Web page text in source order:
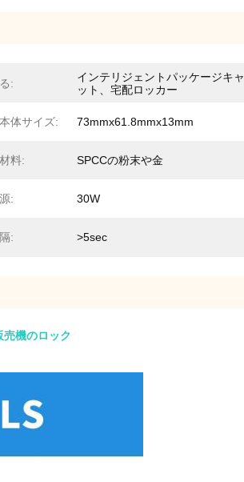
:
インテリジェントパッケージキ
ット、宅配ロッカー
体サイズ: 73mmx61.8mmx13mm
料: SPCCの粉末や金
: 30W
: >5sec
機のロック